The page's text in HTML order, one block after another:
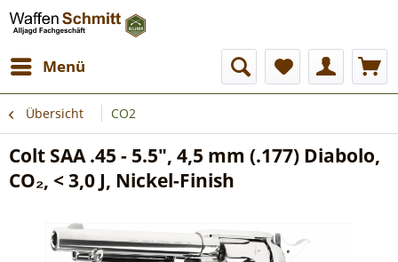
Menü
Übersicht CO2
Colt SAA .45 - 5.5", 4,5 mm (.177) Diabolo,
CO₂, < 3,0 J, Nickel-Finish